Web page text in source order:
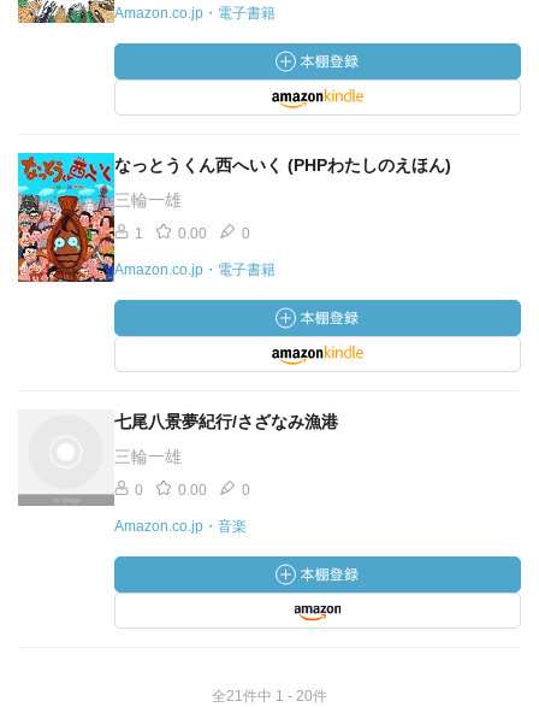
Amazon.co.jp・電子書籍
なっとうくん西へいく (PHPわたしのえほん)
三輪一雄
1 0.00 0
Amazon.co.jp・電子書籍
七尾八景夢紀行/さざなみ漁港
三輪一雄
0 0.00 0
Amazon.co.jp・音楽
全21件中 1 - 20件